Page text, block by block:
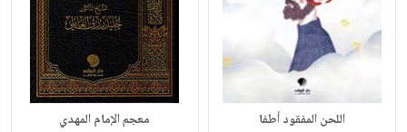
اللحن المفقود أطفا معجم الإمام المهدي